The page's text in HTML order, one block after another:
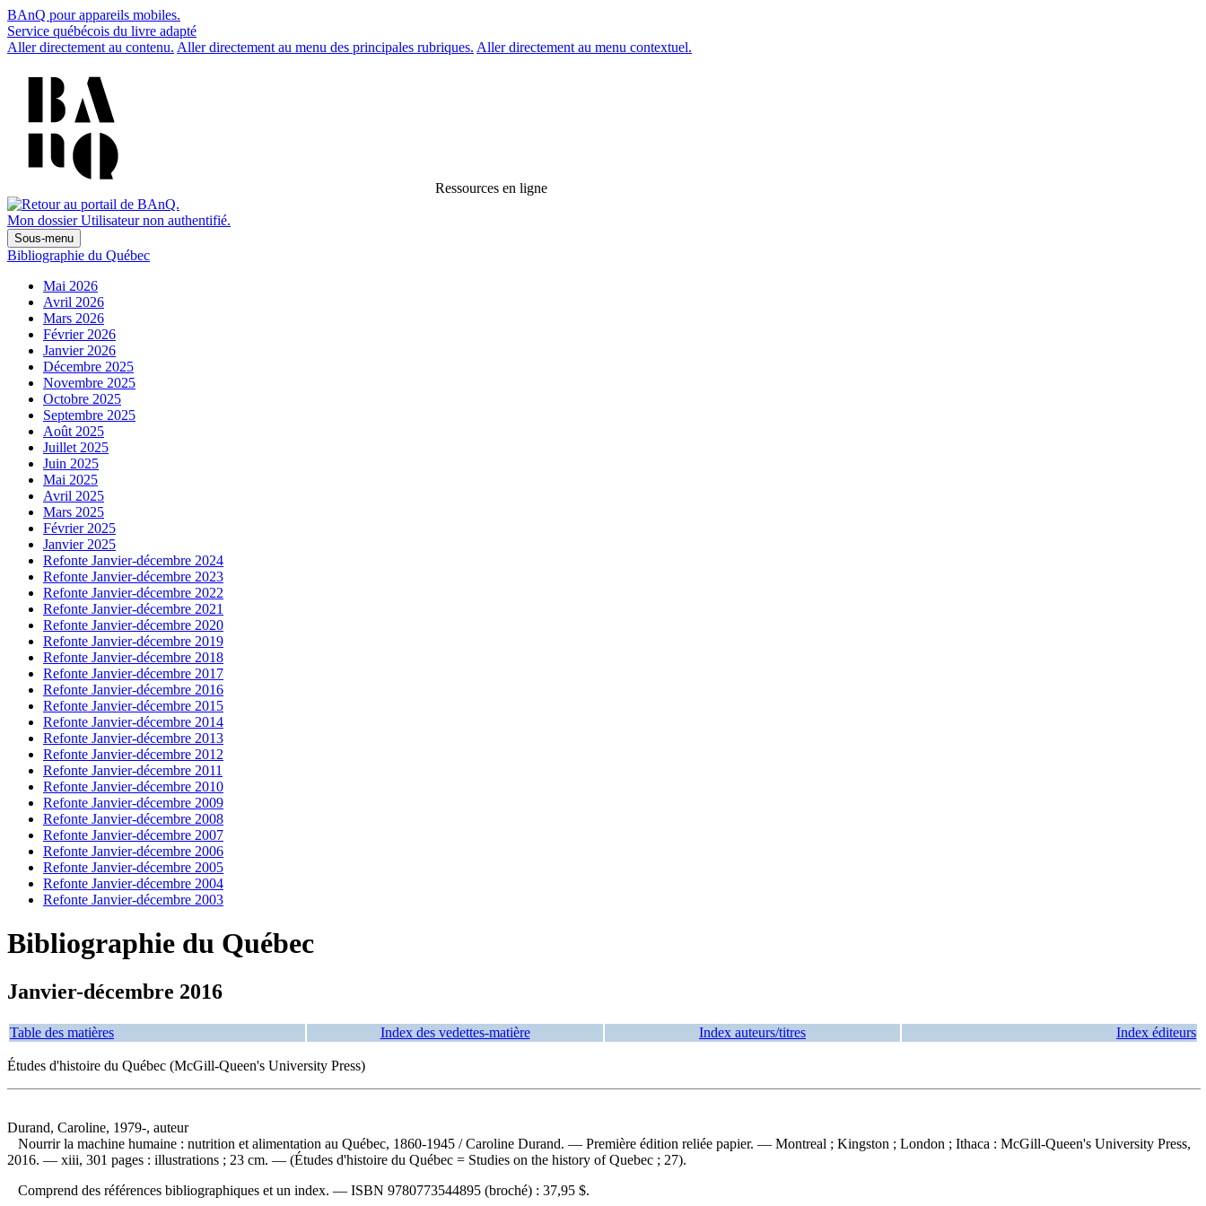
BAnQ pour appareils mobiles.
Service québécois du livre adapté
Aller directement au contenu. Aller directement au menu des principales rubriques. Aller directement au menu contextuel.
Ressources en ligne
Mon dossier Utilisateur non authentifié.
Sous-menu
Bibliographie du Québec
Mai 2026
Avril 2026
Mars 2026
Février 2026
Janvier 2026
Décembre 2025
Novembre 2025
Octobre 2025
Septembre 2025
Août 2025
Juillet 2025
Juin 2025
Mai 2025
Avril 2025
Mars 2025
Février 2025
Janvier 2025
Refonte Janvier-décembre 2024
Refonte Janvier-décembre 2023
Refonte Janvier-décembre 2022
Refonte Janvier-décembre 2021
Refonte Janvier-décembre 2020
Refonte Janvier-décembre 2019
Refonte Janvier-décembre 2018
Refonte Janvier-décembre 2017
Refonte Janvier-décembre 2016
Refonte Janvier-décembre 2015
Refonte Janvier-décembre 2014
Refonte Janvier-décembre 2013
Refonte Janvier-décembre 2012
Refonte Janvier-décembre 2011
Refonte Janvier-décembre 2010
Refonte Janvier-décembre 2009
Refonte Janvier-décembre 2008
Refonte Janvier-décembre 2007
Refonte Janvier-décembre 2006
Refonte Janvier-décembre 2005
Refonte Janvier-décembre 2004
Refonte Janvier-décembre 2003
Bibliographie du Québec
Janvier-décembre 2016
Table des matières Index des vedettes-matière Index auteurs/titres Index éditeurs
Études d'histoire du Québec (McGill-Queen's University Press)
Durand, Caroline, 1979-, auteur
Nourrir la machine humaine : nutrition et alimentation au Québec, 1860-1945 / Caroline Durand. — Première édition reliée papier. — Montreal ; Kingston ; London ; Ithaca : McGill-Queen's University Press,
2016. — xiii, 301 pages : illustrations ; 23 cm. — (Études d'histoire du Québec = Studies on the history of Quebec ; 27).
Comprend des références bibliographiques et un index. — ISBN 9780773544895 (broché) : 37,95 $.